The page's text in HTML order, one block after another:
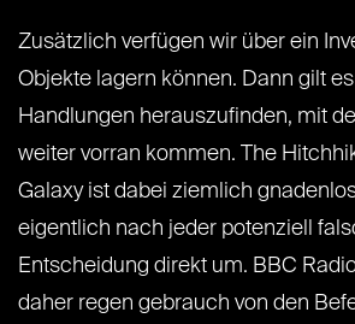
Zusätzlich verfügen wir über ein
Objekte lagern können. Dann gilt
Handlungen herauszufinden, mit
weiter vorran kommen. The
Galaxy ist dabei ziemlich
eigentlich nach jeder potenziell
Entscheidung direkt um. BBC
daher regen gebrauch von den